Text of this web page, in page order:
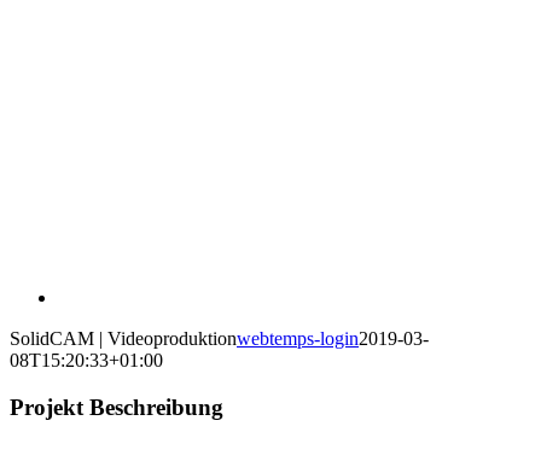
SolidCAM | Videoproduktionwebtemps-login2019-03-
08T15:20:33+01:00
Projekt Beschreibung